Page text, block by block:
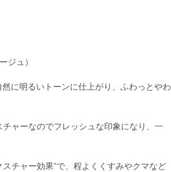
ジュ）
に明るいトーンに仕上がり、ふわっとやわ
ャーなのでフレッシュな印象になり、一
チャー効果”で、程よくくすみやクマなど